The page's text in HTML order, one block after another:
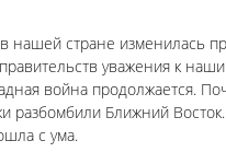
в нашей стране
уважения к
война продолжается.
разбомбили Ближний
с ума.